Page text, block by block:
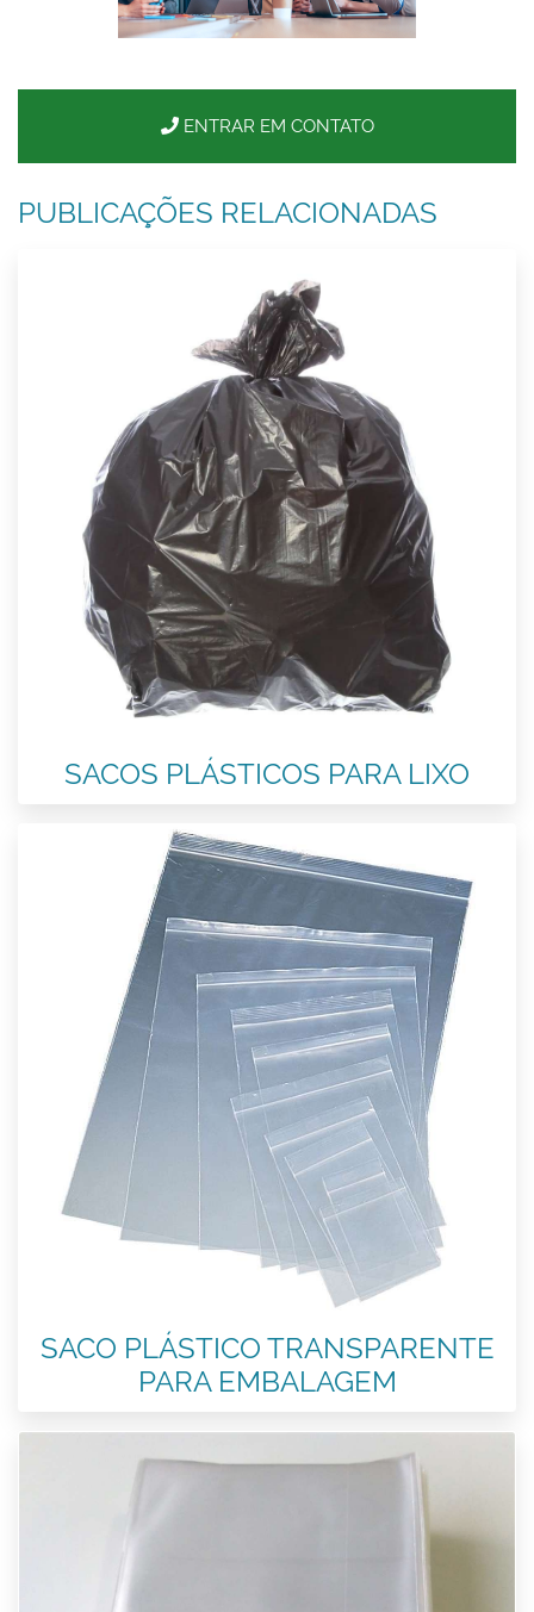
ENTRAR EM CONTATO
PUBLICAÇÕES RELACIONADAS
SACOS PLÁSTICOS PARA LIXO
SACO PLÁSTICO TRANSPARENTE
PARA EMBALAGEM